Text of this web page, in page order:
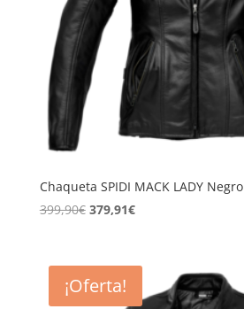
Chaqueta SPIDI MACK LADY Negro
399,90€ El
era:
399,90€.
379,91€El
es:
379,91€.
¡Oferta!